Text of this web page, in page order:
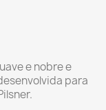
e nobre e
para